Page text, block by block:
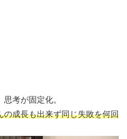
考が固定化。
の成長も出来ず同じ失敗を何回